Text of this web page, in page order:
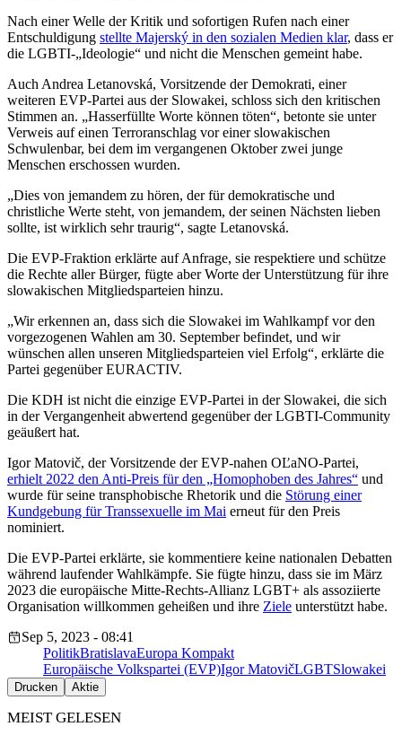
Nach einer Welle der Kritik und sofortigen Rufen nach einer
Entschuldigung stellte Majerský in den sozialen Medien klar, dass er
die LGBTI-„Ideologie“ und nicht die Menschen gemeint habe.
Auch Andrea Letanovská, Vorsitzende der Demokrati, einer
weiteren EVP-Partei aus der Slowakei, schloss sich den kritischen
Stimmen an. „Hasserfüllte Worte können töten“, betonte sie unter
Verweis auf einen Terroranschlag vor einer slowakischen
Schwulenbar, bei dem im vergangenen Oktober zwei junge
Menschen erschossen wurden.
„Dies von jemandem zu hören, der für demokratische und
christliche Werte steht, von jemandem, der seinen Nächsten lieben
sollte, ist wirklich sehr traurig“, sagte Letanovská.
Die EVP-Fraktion erklärte auf Anfrage, sie respektiere und schütze
die Rechte aller Bürger, fügte aber Worte der Unterstützung für ihre
slowakischen Mitgliedsparteien hinzu.
„Wir erkennen an, dass sich die Slowakei im Wahlkampf vor den
vorgezogenen Wahlen am 30. September befindet, und wir
wünschen allen unseren Mitgliedsparteien viel Erfolg“, erklärte die
Partei gegenüber EURACTIV.
Die KDH ist nicht die einzige EVP-Partei in der Slowakei, die sich
in der Vergangenheit abwertend gegenüber der LGBTI-Community
geäußert hat.
Igor Matovič, der Vorsitzende der EVP-nahen OĽaNO-Partei,
erhielt 2022 den Anti-Preis für den „Homophoben des Jahres“ und
wurde für seine transphobische Rhetorik und die Störung einer
Kundgebung für Transsexuelle im Mai erneut für den Preis
nominiert.
Die EVP-Partei erklärte, sie kommentiere keine nationalen Debatten
während laufender Wahlkämpfe. Sie fügte hinzu, dass sie im März
2023 die europäische Mitte-Rechts-Allianz LGBT+ als assoziierte
Organisation willkommen geheißen und ihre Ziele unterstützt habe.
Sep 5, 2023 - 08:41
PolitikBratislavaEuropa Kompakt
Europäische Volkspartei (EVP)Igor MatovičLGBTSlowakei
Drucken Aktie
MEIST GELESEN